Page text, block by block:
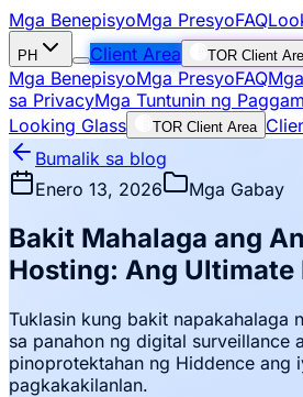
Mga BenepisyoMga PresyoFAQ
PH Client Area TOR Client
Mga BenepisyoMga PresyoFAQ
sa PrivacyMga Tuntunin ng
Looking Glass
TOR Client Area
Bumalik sa blog
Enero 13, 2026
Mga Gabay
Bakit Mahalaga ang
Hosting: Ang Ultimate
Tuklasin kung bakit napakahalaga
sa panahon ng digital surveillance
pinoprotektahan ng Hiddence ang
pagkakakilanlan.